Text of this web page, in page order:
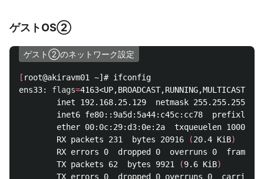
ゲストOS②
ゲスト②のネットワーク設定
[ root@akiravm01 ~]# ifconfig
ens33: flags=4163<UP,BROADCAST,RUNNING,MULTICAST>
inet 192.168.25.129  netmask 255.255.255.0
inet6 fe80::9a5d:5a44:c45c:cc78  prefixlen
        ether 00:0c:29:d3:0e:2a  txqueuelen 1000
        RX packets 231  bytes 20916
(20.4 KiB)
        RX errors 0  dropped 0  overruns 0  frame 0
        TX packets 62  bytes 9921
(9.6 KiB)